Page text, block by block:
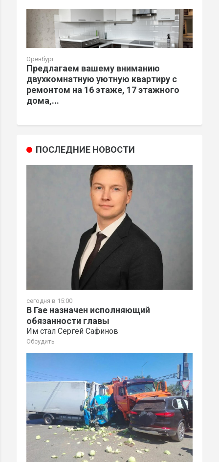
Оренбург
Предлагаем вашему вниманию
двухкомнатную уютную квартиру с
ремонтом на 16 этаже, 17 этажного
дома,...
ПОСЛЕДНИЕ НОВОСТИ
сегодня в 15:00
В Гае назначен исполняющий
обязанности главы
Им стал Сергей Сафинов
Обсудить